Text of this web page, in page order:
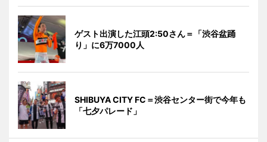
ゲスト出演した江頭2:50さん＝「渋谷盆踊
り」に6万7000人
SHIBUYA CITY FC＝渋谷センター街で今年も
「七夕パレード」